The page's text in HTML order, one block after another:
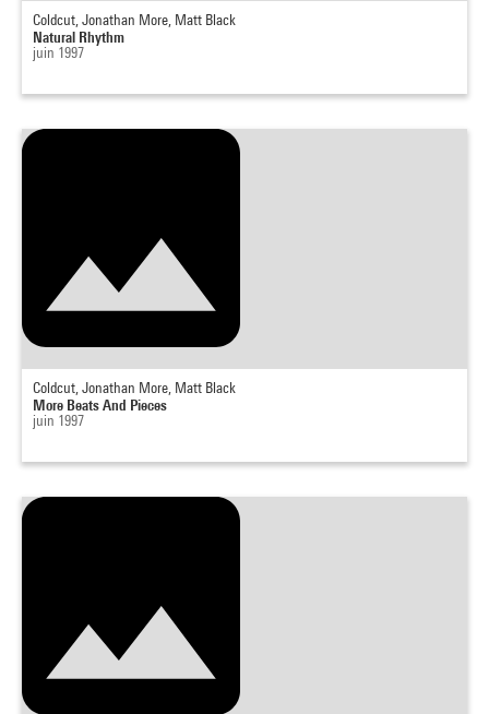
Coldcut, Jonathan More, Matt Black
Natural Rhythm
juin 1997
Coldcut, Jonathan More, Matt Black
More Beats And Pieces
juin 1997